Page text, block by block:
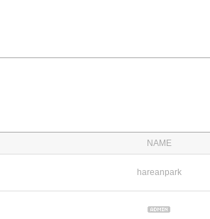
NAME
hareanpark